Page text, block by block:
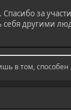
за
себя другими
в том,